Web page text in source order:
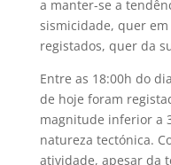
a manter-se a
sismicidade, quer
registados, quer da
Entre as 18:00h do
de hoje foram
magnitude inferior a
natureza tectónica.
atividade, apesar da